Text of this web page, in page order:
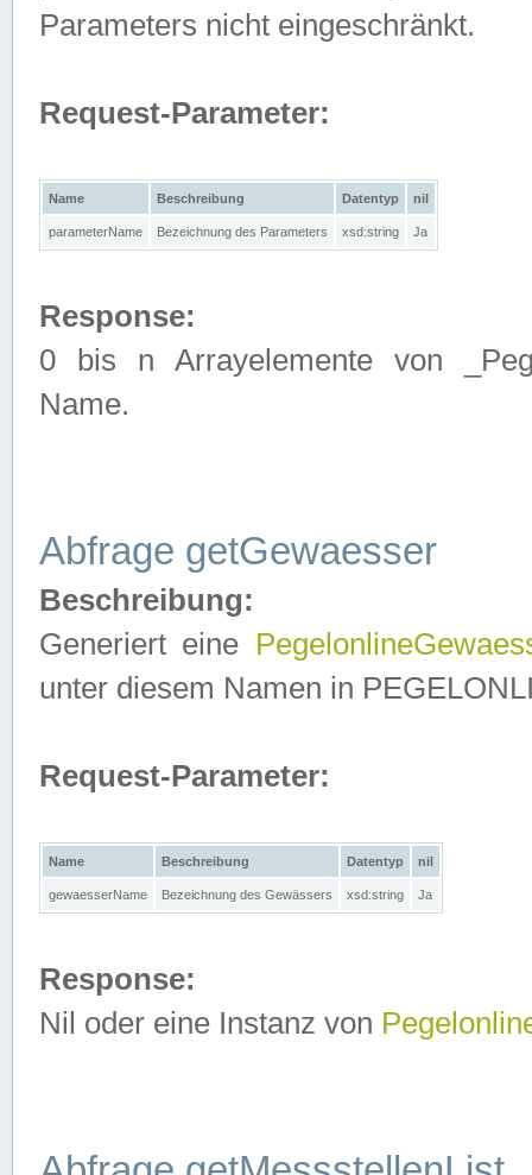
Parameters nicht eingeschränkt.
Request-Parameter:
Name Beschreibung Datentyp nil
parameterName Bezeichnung des Parameters xsd:string Ja
Response:
0 bis n Arrayelemente von
Name.
Abfrage getGewaesser
Beschreibung:
Generiert eine
unter diesem Namen in
Request-Parameter:
Name Beschreibung Datentyp nil
gewaesserName Bezeichnung des Gewässers xsd:string Ja
Response:
Nil oder eine Instanz von